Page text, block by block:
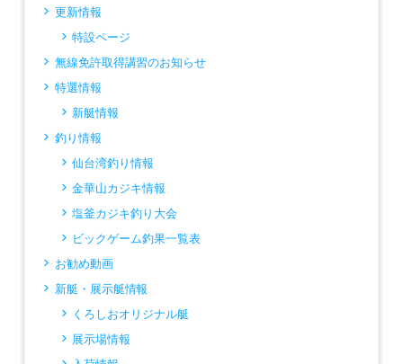
更新情報
特設ページ
無線免許取得講習のお知らせ
特選情報
新艇情報
釣り情報
仙台湾釣り情報
金華山カジキ情報
塩釜カジキ釣り大会
ビックゲーム釣果一覧表
お勧め動画
新艇・展示艇情報
くろしおオリジナル艇
展示場情報